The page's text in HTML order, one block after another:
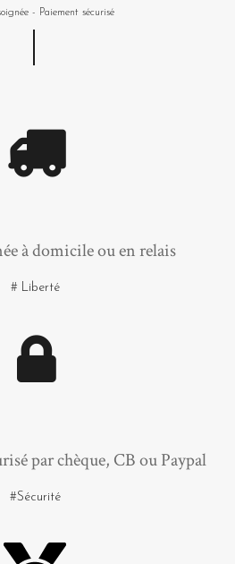
- Paiement sécurisé
à domicile ou en relais
# Liberté
par chèque, CB ou Paypal
#Sécurité